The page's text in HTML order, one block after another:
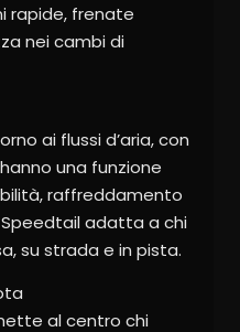
rapide, frenate
nei cambi di
ai flussi d’aria, con
una funzione
raffreddamento
Speedtail adatta a chi
su strada e in pista.
al centro chi